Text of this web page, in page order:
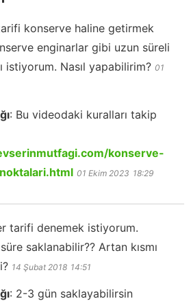
konserve haline getirmek
enginarlar gibi uzun süreli
istiyorum. Nasıl yapabilirim? 01
: Bu videodaki kuralları takip
konserve-
01 Ekim 2023 18:29
tarifi denemek istiyorum.
saklanabilir?? Artan kısmı
14 Şubat 2018 14:51
: 2-3 gün saklayabilirsin